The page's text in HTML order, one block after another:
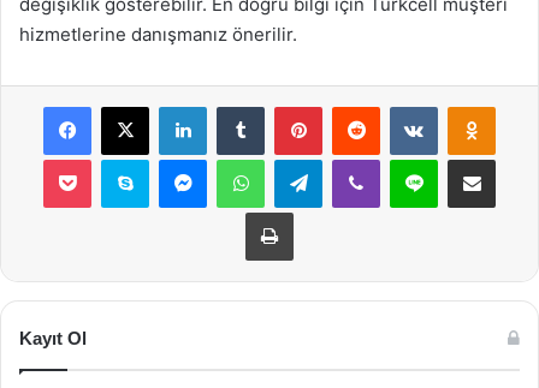
hizmetlerine danışmanız önerilir.
Facebook
X LinkedInTumblr PinterestReddit VKontakte
Pocket Skype MessengerWhatsAppTelegramViber Line E-Posta ile
Yazdır
Kayıt Ol